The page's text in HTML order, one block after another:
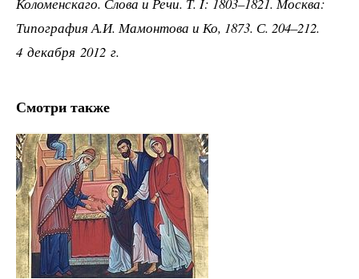
Коломенскаго. Слова и Речи. Т. I: 1803–1821. Москва:
Типография А.И. Мамонтова и Ко, 1873. С. 204–212.
4 декабря 2012 г.
Смотри также